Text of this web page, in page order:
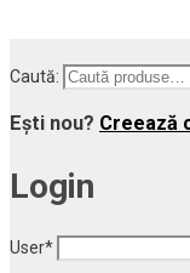
Caută:
Ești nou? Creează
Login
User*